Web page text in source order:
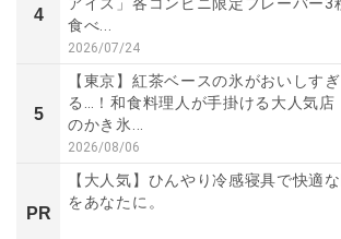
4
食べ...
2026/07/24
5
【東京】紅茶ベースの氷がおいしすぎ
る…！和食料理人が手掛ける大人気店
のかき氷...
2026/08/06
PR
【大人気】ひんやり冷感寝具で快適
をあなたに。